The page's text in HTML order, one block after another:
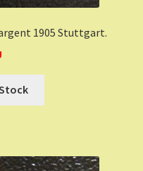
1905 Stuttgart.